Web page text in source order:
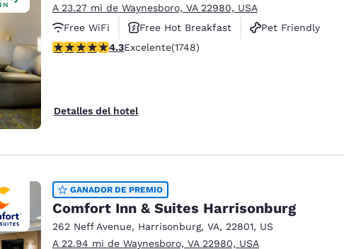
A 23.27 mi de Waynesboro, VA 22980, USA
Free WiFi
Free Hot Breakfast
Pet Friendly
calificación de 4.27 estrellas. Excelente. 1748 reseñas
4.3Excelente(1748)
Detalles del hotel
GANADOR DE PREMIO
Comfort Inn & Suites Harrisonburg
262 Neff Avenue, Harrisonburg, VA, 22801, US
A 22.94 mi de Waynesboro, VA 22980, USA